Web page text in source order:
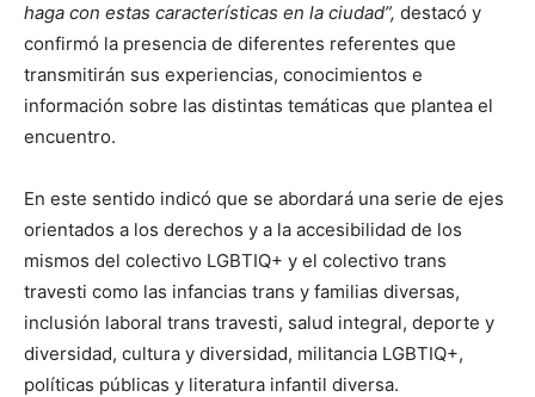
haga con estas características en la ciudad”, destacó y
confirmó la presencia de diferentes referentes que
transmitirán sus experiencias, conocimientos e
información sobre las distintas temáticas que plantea el
encuentro.
En este sentido indicó que se abordará una serie de ejes
orientados a los derechos y a la accesibilidad de los
mismos del colectivo LGBTIQ+ y el colectivo trans
travesti como las infancias trans y familias diversas,
inclusión laboral trans travesti, salud integral, deporte y
diversidad, cultura y diversidad, militancia LGBTIQ+,
políticas públicas y literatura infantil diversa.